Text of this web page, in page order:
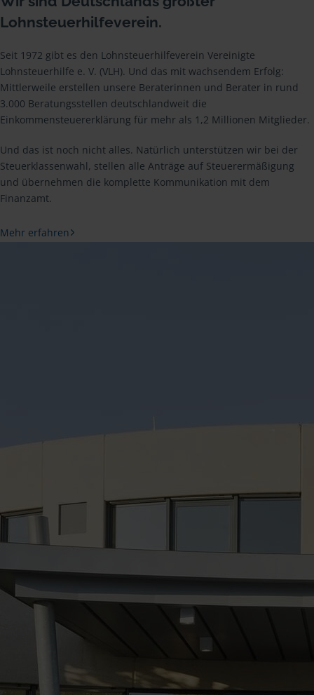
Lohnsteuerhilfeverein.
Seit 1972 gibt es den Lohnsteuerhilfeverein Vereinigte
Lohnsteuerhilfe e. V. (VLH). Und das mit wachsendem Erfolg:
Mittlerweile erstellen unsere Beraterinnen und Berater in rund
3.000 Beratungsstellen deutschlandweit die
Einkommensteuererklärung für mehr als 1,2 Millionen Mitglieder.
Und das ist noch nicht alles. Natürlich unterstützen wir bei der
Steuerklassenwahl, stellen alle Anträge auf Steuerermäßigung
und übernehmen die komplette Kommunikation mit dem
Finanzamt.
Mehr erfahren